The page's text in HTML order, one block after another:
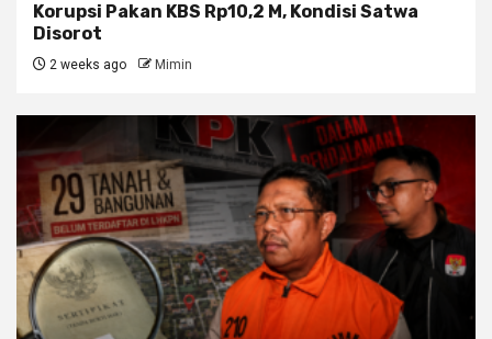
Korupsi Pakan KBS Rp10,2 M, Kondisi Satwa
Disorot
2 weeks ago Mimin